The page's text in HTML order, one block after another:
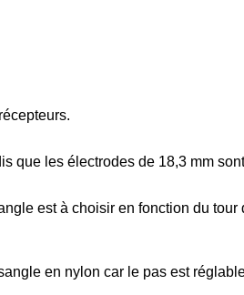
que les électrodes de 18,3 mm
est à choisir en fonction du tour
en nylon car le pas est